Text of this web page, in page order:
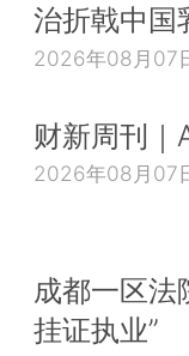
治折戟中国
2026年08月07
财新周刊｜
2026年08月07
成都一区法
挂证执业”